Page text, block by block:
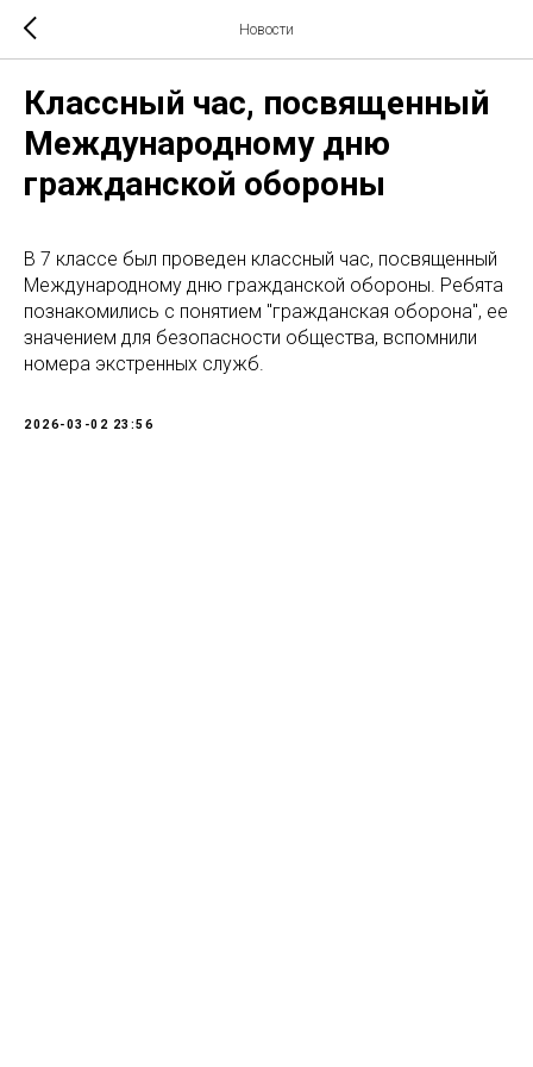
Новости
Классный час, посвященный
Международному дню
гражданской обороны
В 7 классе был проведен классный час, посвященный
Международному дню гражданской обороны. Ребята
познакомились с понятием "гражданская оборона", ее
значением для безопасности общества, вспомнили
номера экстренных служб.
2026-03-02 23:56